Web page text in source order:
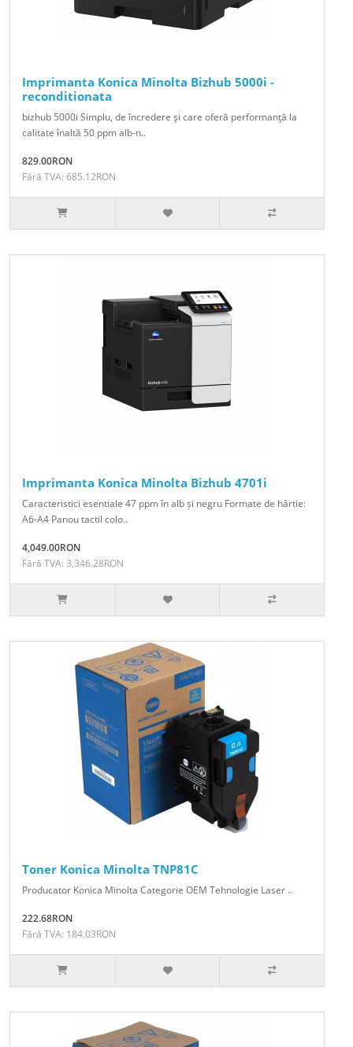
Imprimanta Konica Minolta Bizhub 5000i -
reconditionata
bizhub 5000i Simplu, de încredere şi care oferă performanţă la
calitate înaltă 50 ppm alb-n..
829.00RON
Fără TVA: 685.12RON
Imprimanta Konica Minolta Bizhub 4701i
Caracteristici esentiale 47 ppm în alb și negru Formate de hârtie:
A6-A4 Panou tactil colo..
4,049.00RON
Fără TVA: 3,346.28RON
Toner Konica Minolta TNP81C
Producator Konica Minolta Categorie OEM Tehnologie Laser ..
222.68RON
Fără TVA: 184.03RON